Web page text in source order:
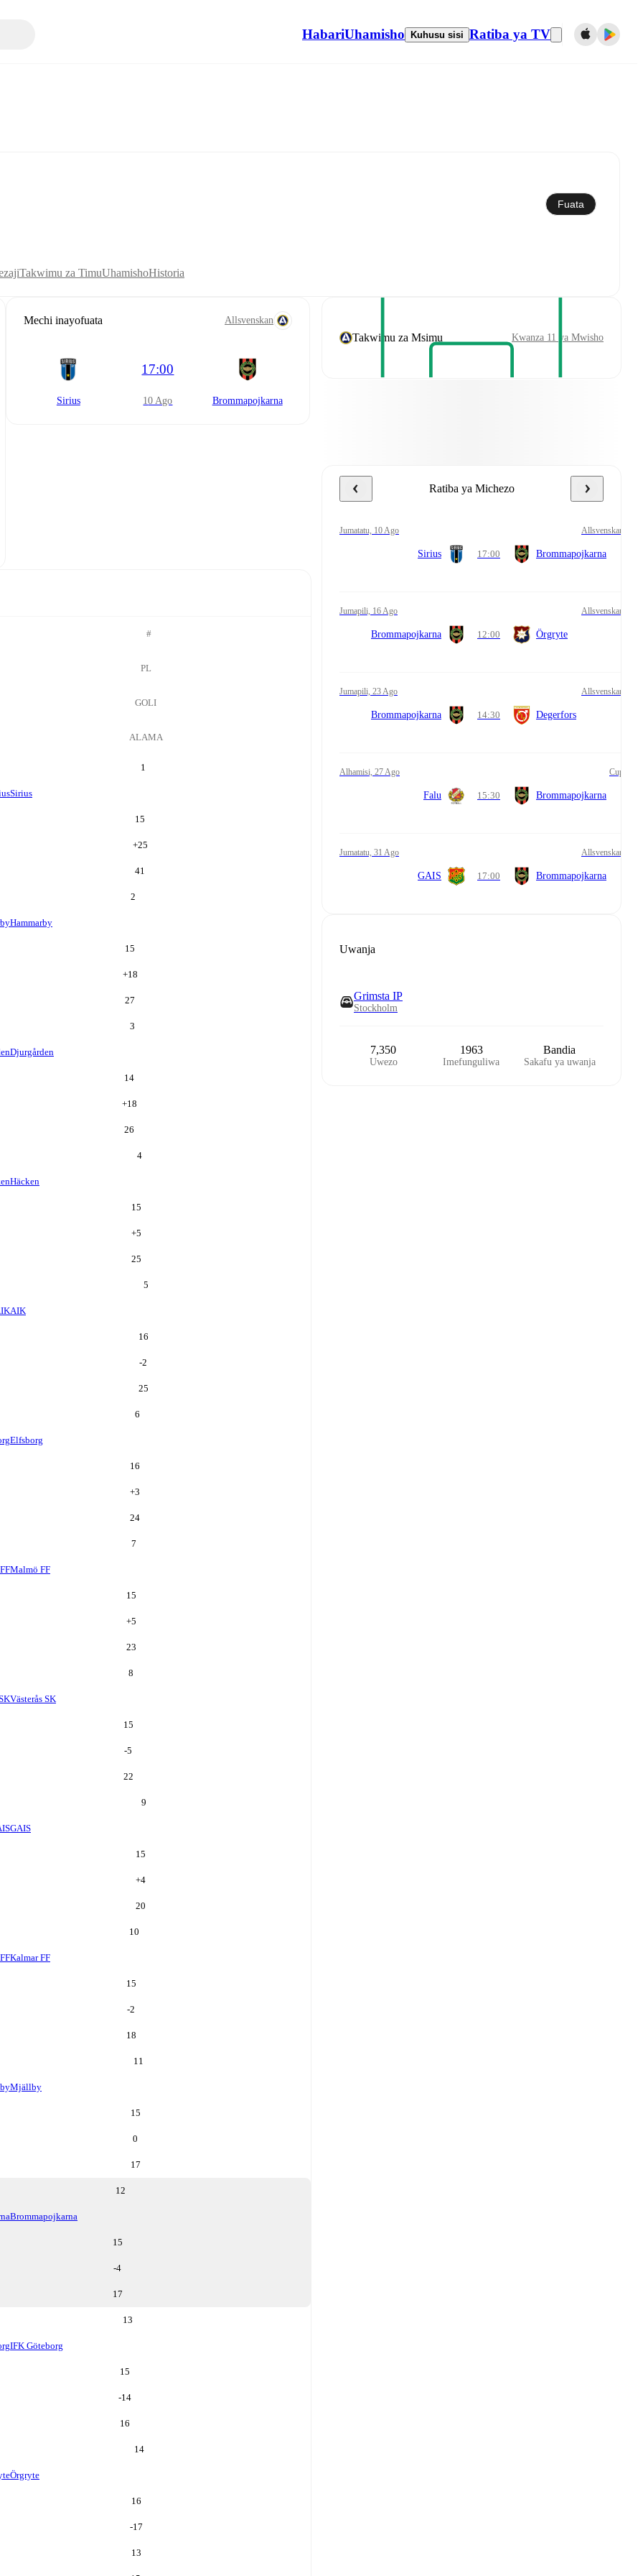
HabariUhamisho Kuhusu sisi Ratiba ya TV
Fuata
Takwimu za TimuUhamishoHistoria
Mechi inayofuata Allsvenskan
Sirius
17:00
10 Ago Brommapojkarna
#
PL
GOLI
ALAMA
1
Sirius
15
+25
41
2
Hammarby
15
+18
27
3
Djurgården
14
+18
26
4
Häcken
15
+5
25
5
AIK
16
-2
25
6
Elfsborg
16
+3
24
7
Malmö FF
15
+5
23
8
Västerås SK
15
-5
22
9
GAIS
15
+4
20
10
Kalmar FF
15
-2
18
11
Mjällby
15
0
17
12
Brommapojkarna
15
-4
17
13
IFK Göteborg
15
-14
16
14
Örgryte
16
-17
13
Takwimu za Msimu Kwanza 11 ya Mwisho
Ratiba ya Michezo
Jumatatu, 10 Ago Allsvenskan
Sirius 17:00 Brommapojkarna
Jumapili, 16 Ago Allsvenskan
Brommapojkarna 12:00 Örgryte
Jumapili, 23 Ago Allsvenskan
Brommapojkarna 14:30 Degerfors
Alhamisi, 27 Ago Cup
Falu 15:30 Brommapojkarna
Jumatatu, 31 Ago Allsvenskan
GAIS 17:00 Brommapojkarna
Uwanja
Grimsta IP
Stockholm
7,350
Uwezo
1963
Imefunguliwa
Bandia
Sakafu ya uwanja